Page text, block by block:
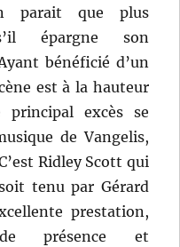
parait que plus
épargne son
bénéficié d’un
est à la hauteur
principal excès se
de Vangelis,
Ridley Scott qui
tenu par Gérard
prestation,
présence et